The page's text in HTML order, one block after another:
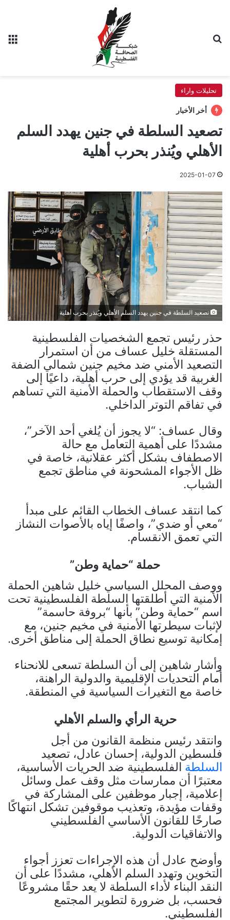
تحليلات واراء
أخر الأخبار
تصعيد السلطة في جنين يهدد السلم
الأهلي ويُنذر بحرب أهلية
2025-01-07
تصعيد السلطة في جنين يهدد السلم الأهلي ويُنذر بحرب أهلية
حذر رئيس تجمع الشخصيات الفلسطينية
المستقلة خليل عساف من أن استمرار
التصعيد الأمني ضد مخيم جنين شمالي الضفة
الغربية قد يؤدي إلى حرب أهلية، داعيًا إلى
وقف الاستقطاب والحملة الأمنية التي تساهم
في تفاقم التوتر الداخلي.
وقال عساف: “لا يجوز أن يُلغي أحد الآخر”،
مشددًا على أهمية التعامل مع حالة
الاصطفاف بشكل أكثر عقلانية، خاصة في
ظل الأجواء المشحونة في مناطق تجمع
الشباب.
كما انتقد عساف الخطاب القائم على مبدأ
“معي أو ضدي”، واصفًا إياه بالأصوات النشاز
التي تعمق الانقسام.
حملة “حماية وطن”
ووصف المحلل السياسي خليل شاهين الحملة
الأمنية التي أطلقتها السلطة الفلسطينية تحت
اسم “حماية وطن” بأنها “بروفة حاسمة”
لإثبات سيطرتها الأمنية في مخيم جنين، مع
إمكانية توسيع نطاق الحملة إلى مناطق أخرى.
وأشار شاهين إلى أن السلطة تسعى للانحناء
أمام التحديات الإقليمية والدولية الراهنة،
خاصة مع التغيرات السياسية في المنطقة.
حرية الرأي والسلم الأهلي
وانتقد رئيس منظمة القانون من أجل
فلسطين الدولية، إحسان عادل، تصعيد
السلطة الفلسطينية ضد الحريات الأساسية،
معتبرًا أن ممارسات مثل وقف عمل وسائل
إعلامية، إجبار موظفين على المشاركة في
وقفات مؤيدة، وتعذيب موقوفين تشكل انتهاكًا
صارخًا للقانون الأساسي الفلسطيني
والاتفاقيات الدولية.
وأوضح عادل أن هذه الإجراءات تعزز أجواء
التخوين وتهدد السلم الأهلي، مشددًا على أن
النقد البناء لأداء السلطة لا يعد حقًا مشروعًا
فحسب، بل ضرورة لتطوير المجتمع
الفلسطيني.